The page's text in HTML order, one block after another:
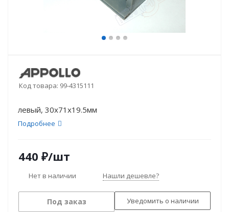
Код товара: 99-4315111
левый, 30х71х19.5мм
Подробнее
440 ₽/шт
Нет в наличии Нашли дешевле?
Под заказ Уведомить о наличии